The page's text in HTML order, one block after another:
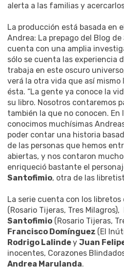
alerta a las familias y
La producción está basada en
Andrea: La prepago del Blog de
cuenta con una amplia
sólo se cuenta las experiencia
trabaja en este oscuro
verá la otra vida que así mismo
ésta. “La gente ya conoce la
su libro. Nosotros contaremos
también la que no conocen. En
conocimos muchísimas
poder contar una historia
de las personas que hemos
abiertas, y nos contaron
enriqueció bastante el
Santofimio, otra de las
La serie cuenta con los libretos
(Rosario Tijeras, Tres Milagros),
Santofimio (Rosario Tijeras,
Francisco Domínguez (El
Rodrigo Lalindey Juan
inocentes, Corazones
Andrea Marulanda.